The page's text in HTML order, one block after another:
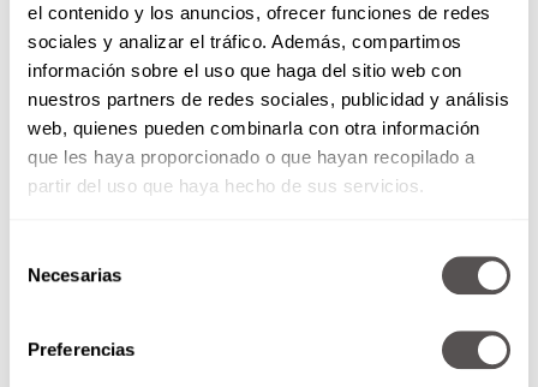
el contenido y los anuncios, ofrecer funciones de redes
sociales y analizar el tráfico. Además, compartimos
información sobre el uso que haga del sitio web con
nuestros partners de redes sociales, publicidad y análisis
web, quienes pueden combinarla con otra información
que les haya proporcionado o que hayan recopilado a
partir del uso que haya hecho de sus servicios.
Necesarias
Preferencias
¿Qué debe saber mi hijo de
sexo?
Si son de los que no tienen ni
idea por dónde empezar ni qué
decir y nada más de pensarlo...